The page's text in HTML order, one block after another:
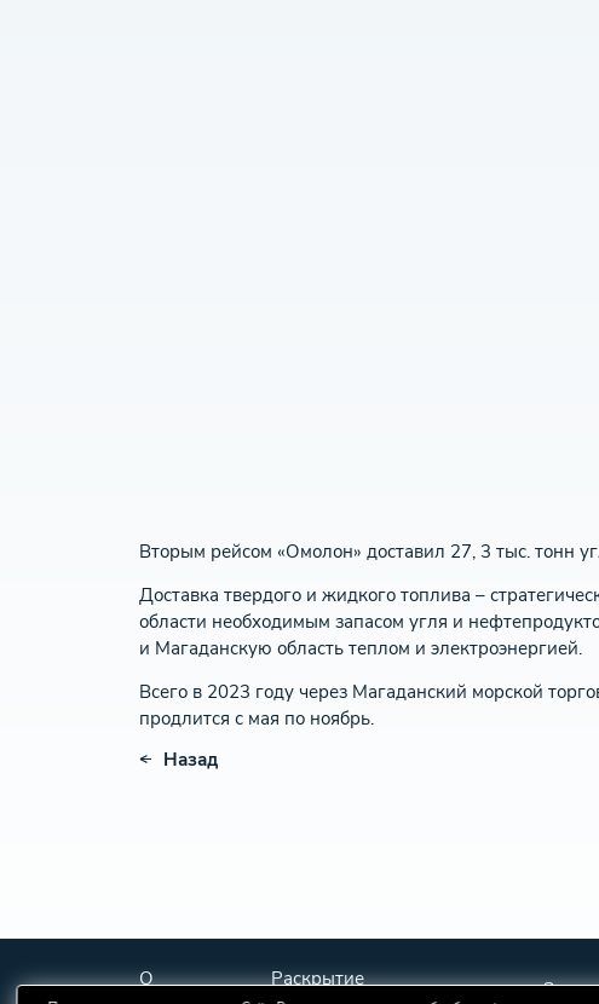
Вторым рейсом «Омолон» доставил 27, 3 тыс. тонн
Доставка твердого и жидкого топлива –
области необходимым запасом угля и
и Магаданскую область теплом и электроэнергией.
Всего в 2023 году через Магаданский морской
продлится с мая по ноябрь.
Назад
О
Раскрытие